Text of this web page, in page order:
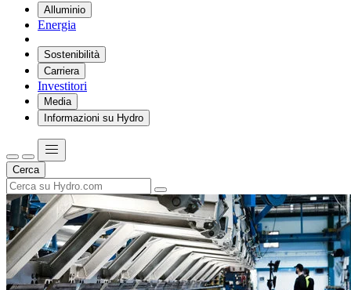
Alluminio
Energia
Sostenibilità
Carriera
Investitori
Media
Informazioni su Hydro
Cerca